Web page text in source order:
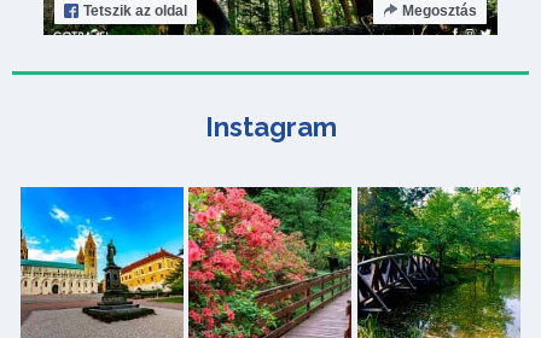
Tetszik az oldal Megosztás
Instagram